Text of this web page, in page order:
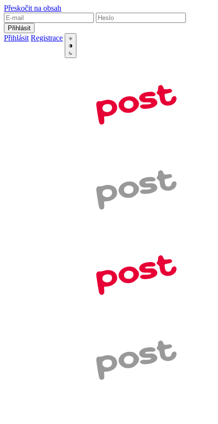
Přeskočit na obsah
Přihlásit
Přihlásit Registrace